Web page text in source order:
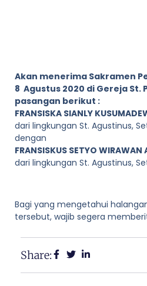
Akan menerima Sakramen
8 Agustus 2020 di Gereja St.
pasangan berikut :
FRANSISKA SIANLY
dari lingkungan St. Agustinus,
dengan
FRANSISKUS SETYO WIRAWAN
dari lingkungan St. Agustinus,
Bagi yang mengetahui
tersebut, wajib segera
Share: